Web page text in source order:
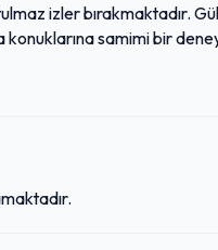
izler bırakmaktadır.
konuklarına samimi bir
çaylarla müşteri